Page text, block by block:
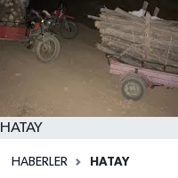
HATAY
HABERLER HATAY